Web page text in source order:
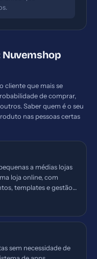
Nuvemshop
cliente que mais se
de comprar,
Saber quem é o seu
nas pessoas certas
a médias lojas
loja online, com
templates e gestão
sem necessidade de